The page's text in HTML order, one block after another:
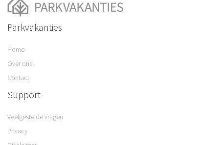
Parkvakanties
Home
Over ons
Contact
Support
Veelgestelde vragen
Privacy